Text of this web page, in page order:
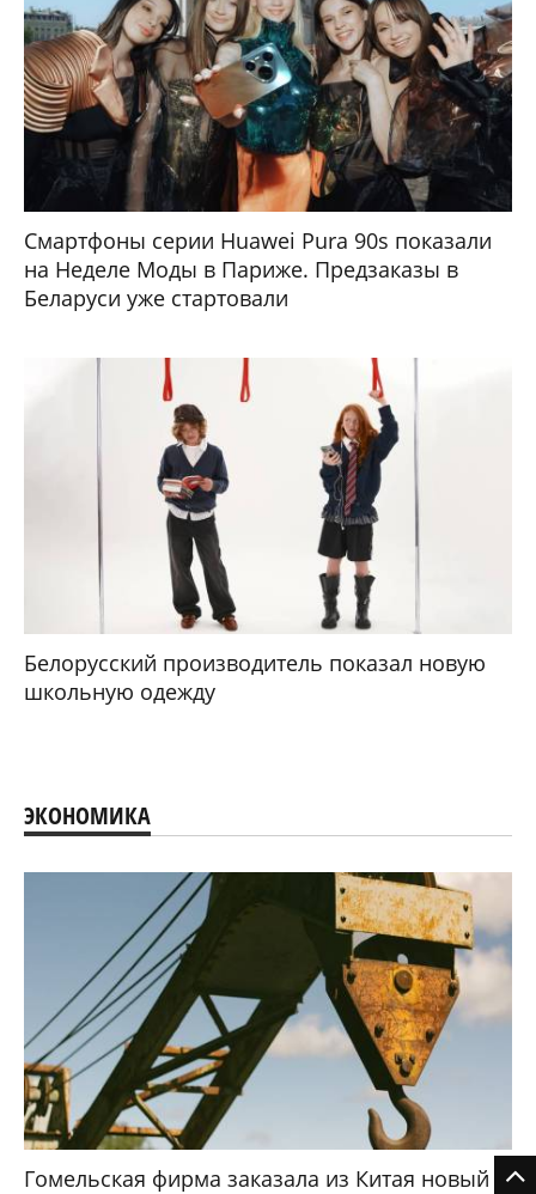
Смартфоны серии Huawei Pura 90s показали
на Неделе Моды в Париже. Предзаказы в
Беларуси уже стартовали
Белорусский производитель показал новую
школьную одежду
ЭКОНОМИКА
Гомельская фирма заказала из Китая новый